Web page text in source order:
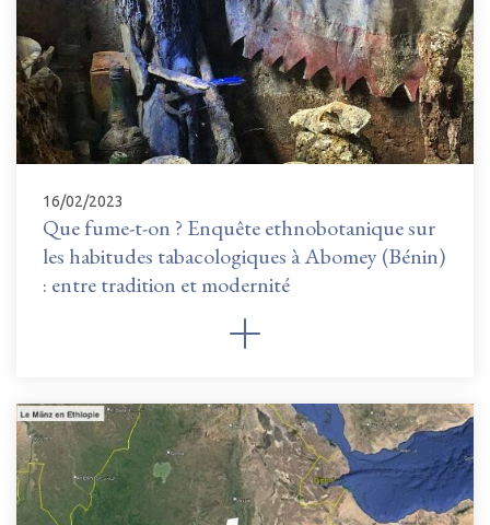
16/02/2023
Que fume-t-on ? Enquête ethnobotanique sur
les habitudes tabacologiques à Abomey (Bénin)
: entre tradition et modernité